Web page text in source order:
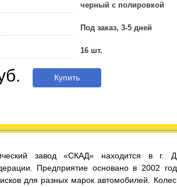
черный с полировкой
Под заказ, 3-5 дней
16 шт.
Купить
завод «СКАД» находится в г.
Предприятие основано в 2002
для разных марок автомобилей.